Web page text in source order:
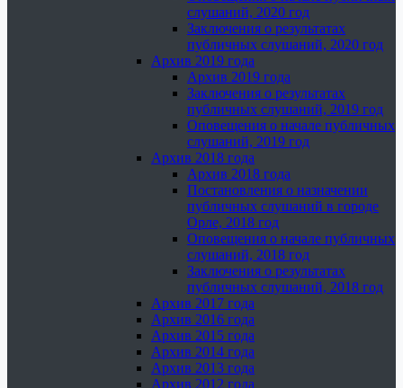
слушаний, 2020 год
Заключения о результатах
публичных слушаний, 2020 год
Архив 2019 года
Архив 2019 года
Заключения о результатах
публичных слушаний, 2019 год
Оповещения о начале публичных
слушаний, 2019 год
Архив 2018 года
Архив 2018 года
Постановления о назначении
публичных слушаний в городе
Орле, 2018 год
Оповещения о начале публичных
слушаний, 2018 год
Заключения о результатах
публичных слушаний, 2018 год
Архив 2017 года
Архив 2016 года
Архив 2015 года
Архив 2014 года
Архив 2013 года
Архив 2012 года